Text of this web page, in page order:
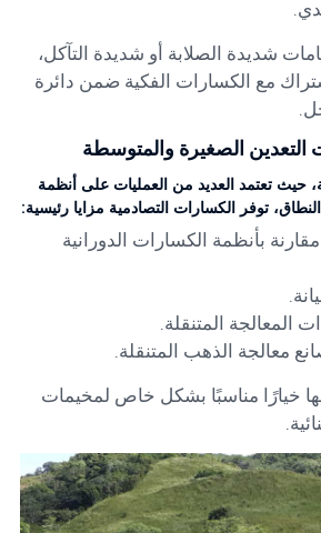
شديدة الصلابة أو شديدة التآكل،
مع الكسارات الفكية ضمن دائرة
التعدين الصغيرة والمتوسطة
حيث تعتمد العديد من العمليات على أنظمة
توفر الكسارات التصادمية مزايا رئيسية:
بأنظمة الكسارات الدورانية
المعالجة المتنقلة.
معالجة الذهب المتنقلة.
خيارًا مناسبًا بشكل خاص لمخيمات